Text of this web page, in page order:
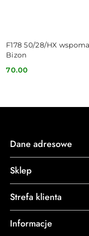
F178 50/28/HX
Bizon
Cena:
70.00
Dane adresowe
Sklep
Strefa klienta
Informacje